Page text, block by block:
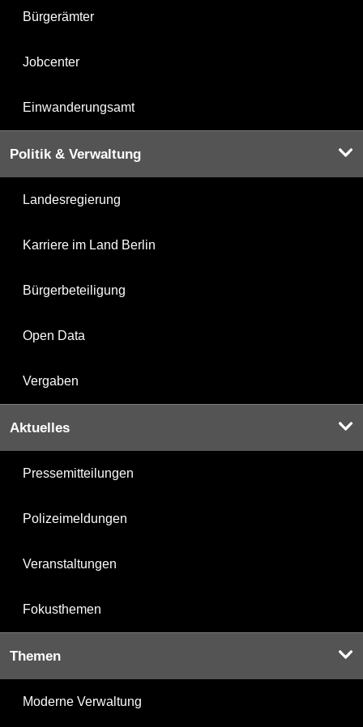
Bürgerämter
Jobcenter
Einwanderungsamt
Politik & Verwaltung
Landesregierung
Karriere im Land Berlin
Bürgerbeteiligung
Open Data
Vergaben
Aktuelles
Pressemitteilungen
Polizeimeldungen
Veranstaltungen
Fokusthemen
Themen
Moderne Verwaltung